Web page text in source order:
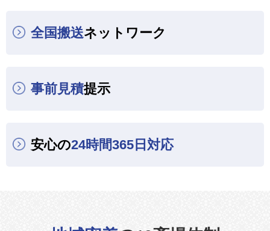
全国搬送ネットワーク
事前見積提示
安心の24時間365日対応